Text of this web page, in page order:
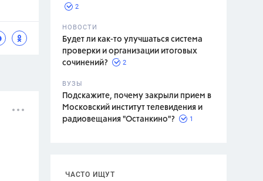
2
НОВОСТИ
Будет ли как-то улучшаться система
проверки и организации итоговых
сочинений?
2
ВУЗЫ
Подскажите, почему закрыли прием в
Московский институт телевидения и
радиовещания "Останкино"?
1
ЧАСТО ИЩУТ